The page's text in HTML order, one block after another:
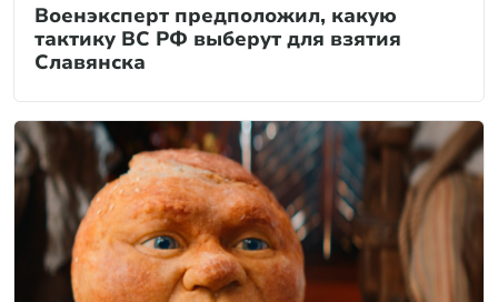
Военэксперт предположил, какую
тактику ВС РФ выберут для взятия
Славянска